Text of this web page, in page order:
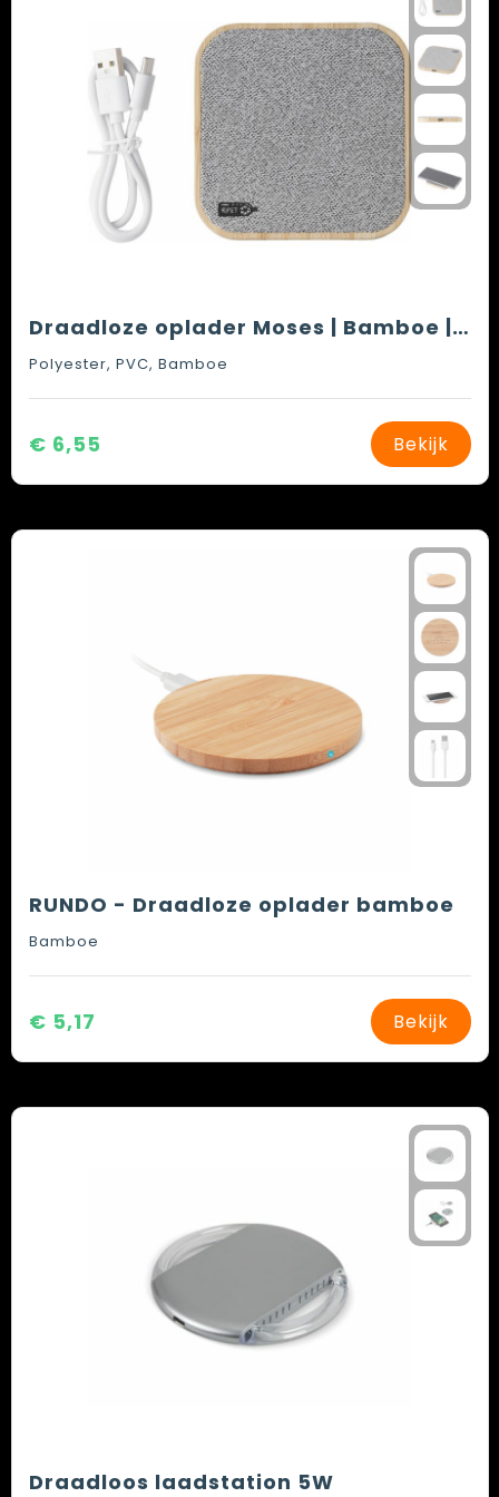
Draadloze oplader Moses | Bamboe | rPET | 15W
Polyester, PVC, Bamboe
€ 6,55 Bekijk
RUNDO - Draadloze oplader bamboe
Bamboe
€ 5,17 Bekijk
Draadloos laadstation 5W